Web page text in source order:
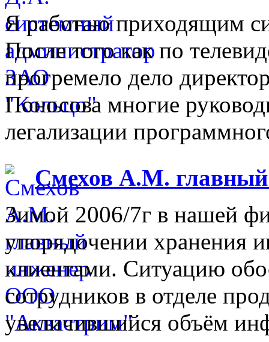
Я работаю приходящим
После того как по
прогремело дело
Поносова многие
легализации
Смехов А.М.
Зимой 2006/7г в нашей
упорядочении хранения
клиентами. Ситуацию
сотрудников в отделе
увеличившийся объём